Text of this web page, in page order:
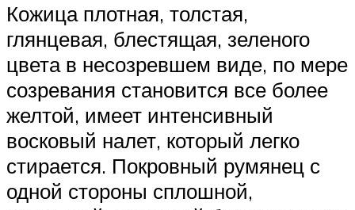
Кожица плотная, толстая,
глянцевая, блестящая, зеленого
цвета в несозревшем виде, по мере
созревания становится все более
желтой, имеет интенсивный
восковый налет, который легко
стирается. Покровный румянец с
одной стороны сплошной,